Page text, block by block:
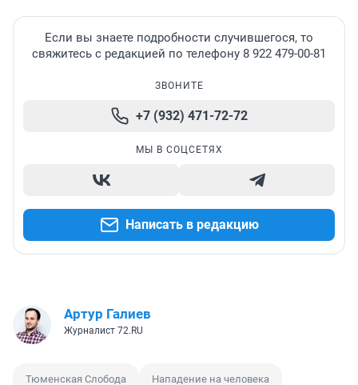
Если вы знаете подробности случившегося, то
свяжитесь с редакцией по телефону 8 922 479-00-81
ЗВОНИТЕ
+7 (932) 471-72-72
МЫ В СОЦСЕТЯХ
Написать в редакцию
Артур Галиев
Журналист 72.RU
Тюменская Слобода Нападение на человека